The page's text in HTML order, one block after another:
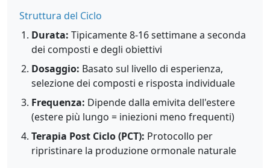
Struttura del Ciclo
Durata: Tipicamente 8-16 settimane a seconda
dei composti e degli obiettivi
Dosaggio: Basato sul livello di esperienza,
selezione dei composti e risposta individuale
Frequenza: Dipende dalla emivita dell'estere
(estere più lungo = iniezioni meno frequenti)
Terapia Post Ciclo (PCT): Protocollo per
ripristinare la produzione ormonale naturale